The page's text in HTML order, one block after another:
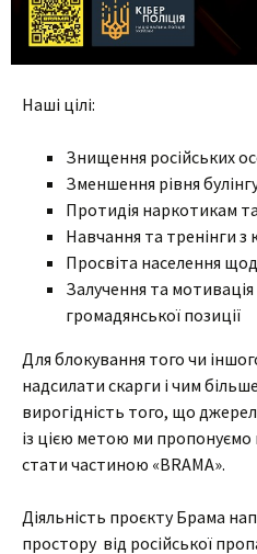
Наші цілі:
Знищення російських
Зменшення рівня
Протидія наркотикам
Навчання та тренінги з
Просвіта населення
Залучення та
громадянської позиції
Для блокування того чи
надсилати скарги і чим
вирогідність того, що
із цією метою ми
стати частиною «BRAMA».
Діяльність проєкту Брама
простору від російської